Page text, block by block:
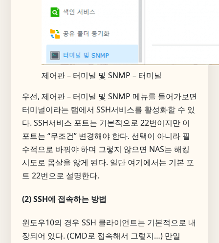
제어판 – 터미널 및 SNMP – 터미널
우선, 제어판 – 터미널 및 SNMP 메뉴를 들어가보면
터미널이라는 탭에서 SSH서비스를 활성화할 수 있
다. SSH서비스 포트는 기본적으로 22번이지만 이
포트는 “무조건” 변경해야 한다. 선택이 아니라 필
수적으로 바꿔야 하며 그렇지 않으면 NAS는 해킹
시도로 몸살을 앓게 된다. 일단 여기에서는 기본 포
트 22번으로 설명한다.
(2) SSH에 접속하는 방법
윈도우10의 경우 SSH 클라이언트는 기본적으로 내
장되어 있다. (CMD로 접속해서 그렇지…) 만일